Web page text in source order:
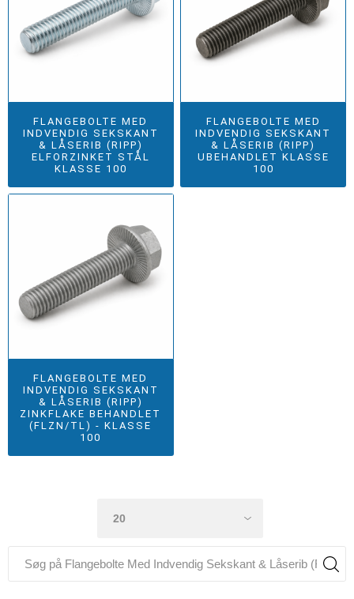
FLANGEBOLTE MED
INDVENDIG SEKSKANT
& LÅSERIB (RIPP)
ELFORZINKET STÅL
KLASSE 100
FLANGEBOLTE MED
INDVENDIG SEKSKANT
& LÅSERIB (RIPP)
UBEHANDLET KLASSE
100
FLANGEBOLTE MED
INDVENDIG SEKSKANT
& LÅSERIB (RIPP)
ZINKFLAKE BEHANDLET
(FLZN/TL) - KLASSE
100